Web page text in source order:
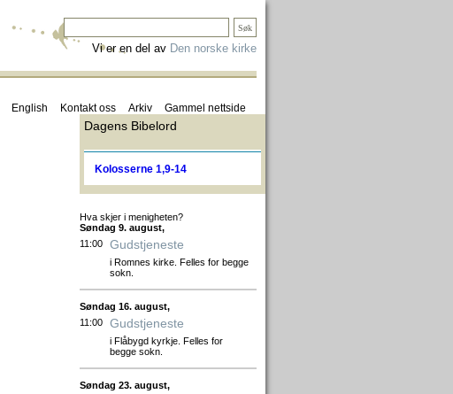
Vi er en del av Den norske kirke
English Kontakt oss Arkiv Gammel nettside
Dagens Bibelord
Kolosserne 1,9-14
Hva skjer i menigheten?
Søndag 9. august,
11:00
Gudstjeneste
i Romnes kirke. Felles for begge
sokn.
Søndag 16. august,
11:00
Gudstjeneste
i Flåbygd kyrkje. Felles for
begge sokn.
Søndag 23. august,